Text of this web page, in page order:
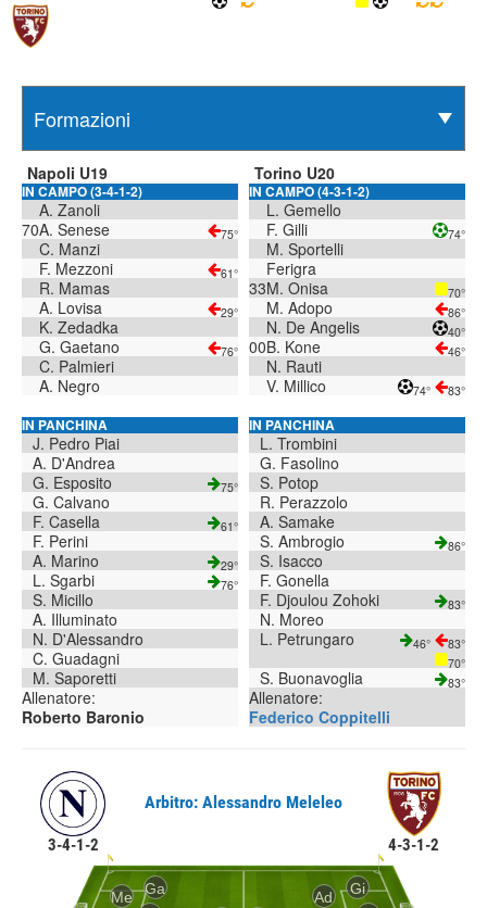
Napoli U19
IN CAMPO (3-4-1-2)
A. Zanoli
70A. Senese 75°
C. Manzi
F. Mezzoni
61°
R. Mamas
A. Lovisa
29°
K. Zedadka
G. Gaetano
76°
C. Palmieri
A. Negro
IN PANCHINA
J. Pedro Piai
A. D'Andrea
G. Esposito
75°
G. Calvano
F. Casella
61°
F. Perini
A. Marino
29°
L. Sgarbi 76°
S. Micillo
A. Illuminato
N. D'Alessandro
C. Guadagni
M. Saporetti
Allenatore:
Roberto Baronio
Torino U20
IN CAMPO (4-3-1-2)
L. Gemello
F. Gilli
74°
M. Sportelli
Ferigra
33M. Onisa 70°
M. Adopo 86°
N. De Angelis 40°
00B. Kone 46°
N. Rauti
V. Millico
74° 83°
IN PANCHINA
L. Trombini
G. Fasolino
S. Potop
R. Perazzolo
A. Samake
S. Ambrogio
86°
S. Isacco
F. Gonella
F. Djoulou Zohoki
83°
N. Moreo
L. Petrungaro
46°
83°
70°
S. Buonavoglia 83°
Allenatore:
Federico Coppitelli
3-4-1-2
Arbitro: Alessandro Meleleo
4-3-1-2
Gi
Me
Ad
Ga